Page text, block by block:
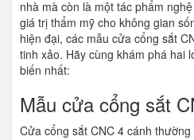
nhà mà còn là một tác phẩm
giá trị thẩm mỹ cho không gian
hiện đại, các mẫu cửa cổng sắt
tinh xảo. Hãy cùng khám phá hai
biến nhất:
Mẫu cửa cổng sắt
Cửa cổng sắt CNC 4 cánh